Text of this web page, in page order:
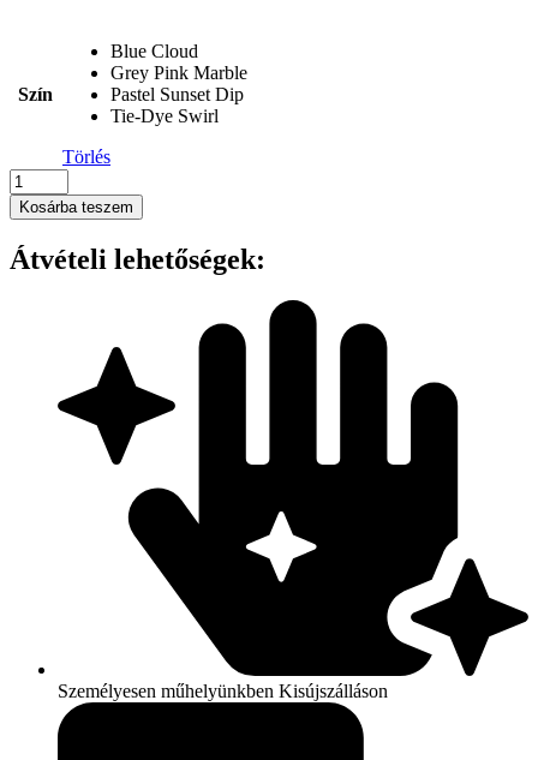
Szín
Blue Cloud
Grey Pink Marble
Pastel Sunset Dip
Tie-Dye Swirl
Törlés
Just
Ts
-
TIE-
DYE
Kosárba teszem
Átvételi lehetőségek:
Személyesen műhelyünkben Kisújszálláson